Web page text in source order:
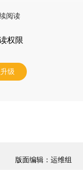
阅读
权限
级
版面编辑：运维组